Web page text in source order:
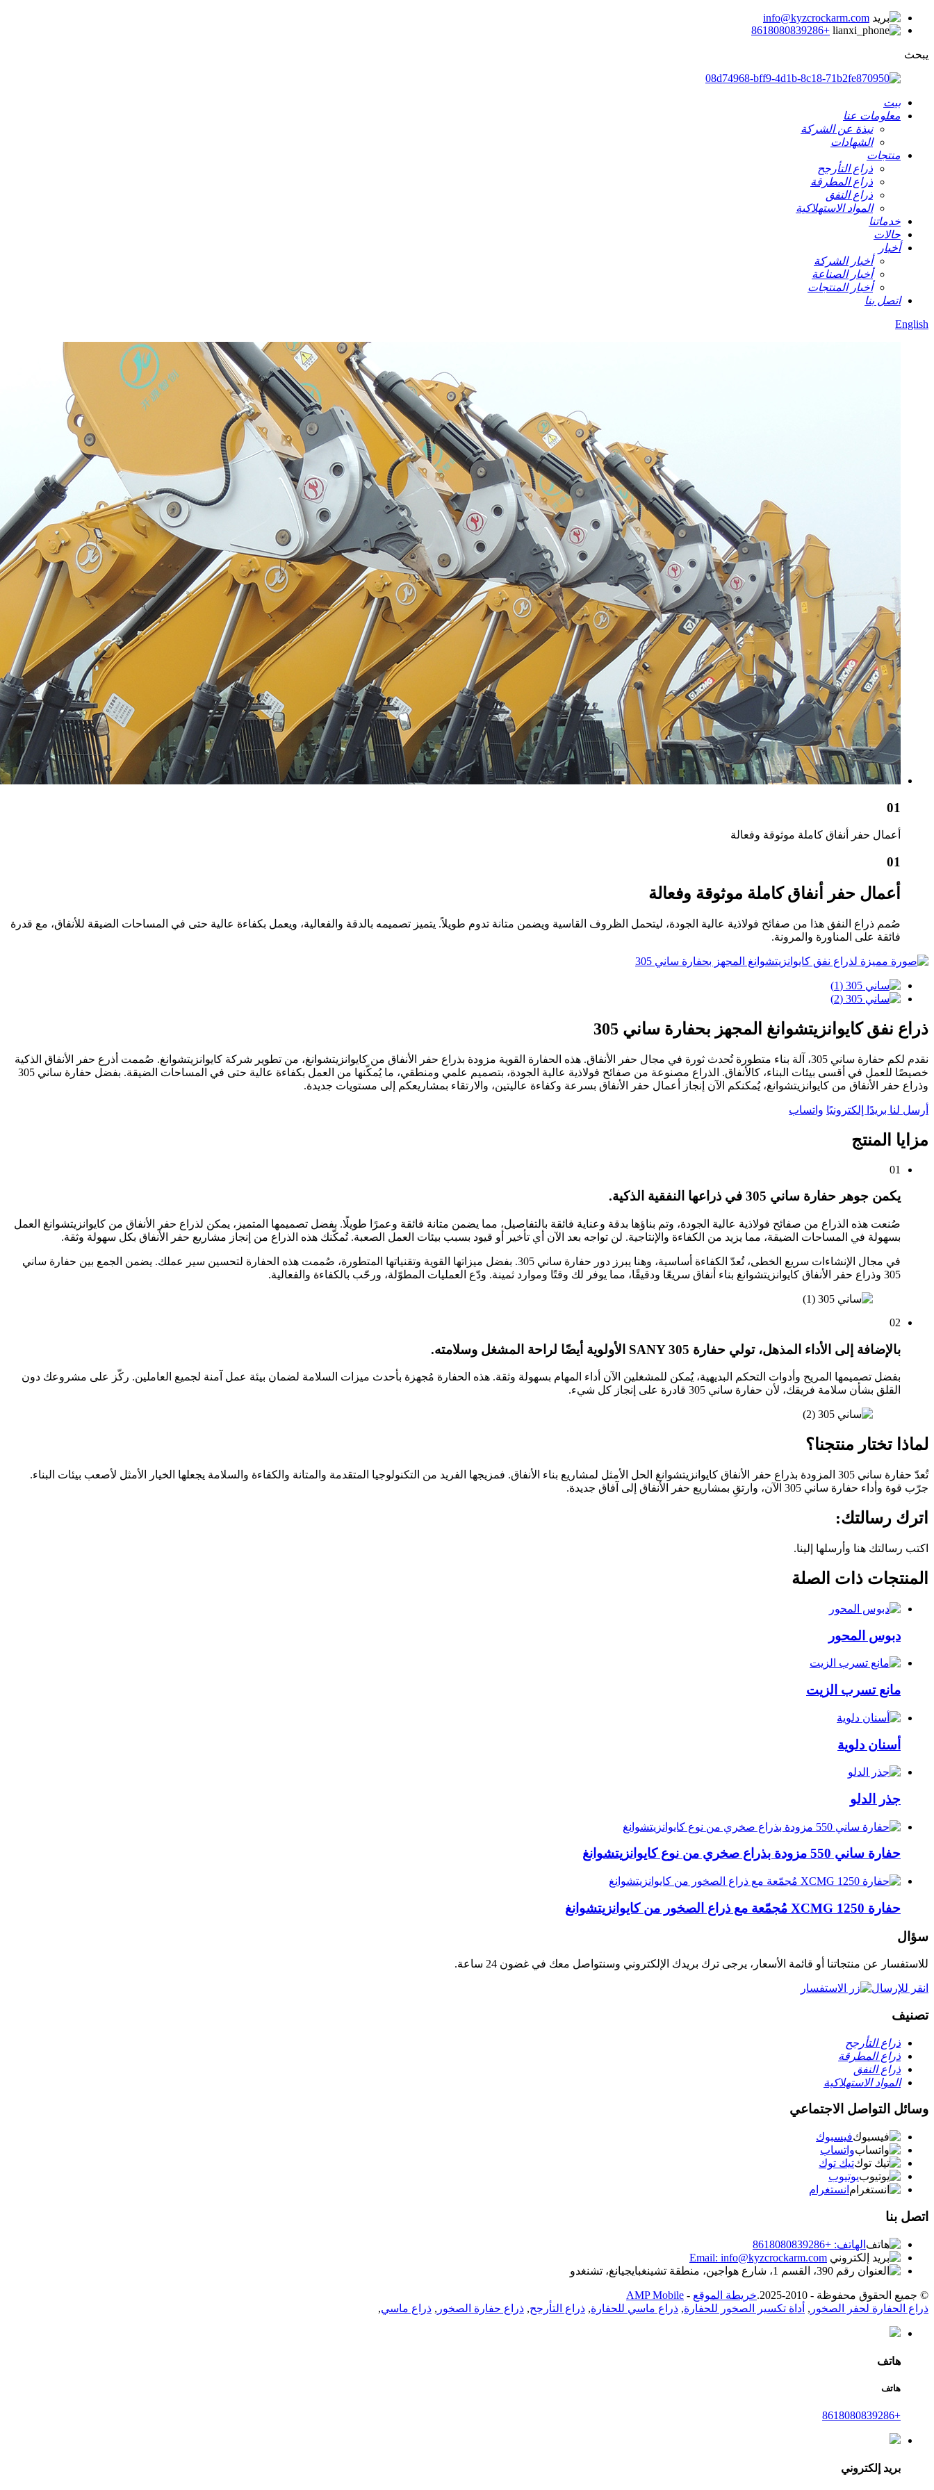
info@kyzcrockarm.com
+8618080839286
يبحث
بيت
معلومات عنا
نبذة عن الشركة
الشهادات
منتجات
ذراع التأرجح
ذراع المطرقة
ذراع النفق
المواد الاستهلاكية
خدماتنا
حالات
أخبار
أخبار الشركة
أخبار الصناعة
أخبار المنتجات
اتصل بنا
English
01
أعمال حفر أنفاق كاملة موثوقة وفعالة
01
أعمال حفر أنفاق كاملة موثوقة وفعالة
صُمم ذراع النفق هذا من صفائح فولاذية عالية الجودة، ليتحمل الظروف القاسية ويضمن متانة تدوم طويلاً. يتميز تصميمه بالدقة والفعالية، ويعمل بكفاءة عالية حتى في المساحات الضيقة للأنفاق، مع قدرة
فائقة على المناورة والمرونة.
ذراع نفق كايوانزيتشوانغ المجهز بحفارة ساني 305
نقدم لكم حفارة ساني 305، آلة بناء متطورة تُحدث ثورة في مجال حفر الأنفاق. هذه الحفارة القوية مزودة بذراع حفر الأنفاق من كايوانزيتشوانغ، من تطوير شركة كايوانزيتشوانغ. صُممت أذرع حفر الأنفاق الذكية
خصيصًا للعمل في أقسى بيئات البناء، كالأنفاق. الذراع مصنوعة من صفائح فولاذية عالية الجودة، بتصميم علمي ومنطقي، ما يُمكّنها من العمل بكفاءة عالية حتى في المساحات الضيقة. بفضل حفارة ساني 305
وذراع حفر الأنفاق من كايوانزيتشوانغ، يُمكنكم الآن إنجاز أعمال حفر الأنفاق بسرعة وكفاءة عاليتين، والارتقاء بمشاريعكم إلى مستويات جديدة.
أرسل لنا بريدًا إلكترونيًا واتساب
مزايا المنتج
01
يكمن جوهر حفارة ساني 305 في ذراعها النفقية الذكية.
صُنعت هذه الذراع من صفائح فولاذية عالية الجودة، وتم بناؤها بدقة وعناية فائقة بالتفاصيل، مما يضمن متانة فائقة وعمرًا طويلًا. بفضل تصميمها المتميز، يمكن لذراع حفر الأنفاق من كايوانزيتشوانغ العمل
بسهولة في المساحات الضيقة، مما يزيد من الكفاءة والإنتاجية. لن تواجه بعد الآن أي تأخير أو قيود بسبب بيئات العمل الصعبة. تُمكّنك هذه الذراع من إنجاز مشاريع حفر الأنفاق بكل سهولة وثقة.
في مجال الإنشاءات سريع الخطى، تُعدّ الكفاءة أساسية، وهنا يبرز دور حفارة ساني 305. بفضل ميزاتها القوية وتقنياتها المتطورة، صُممت هذه الحفارة لتحسين سير عملك. يضمن الجمع بين حفارة ساني
305 وذراع حفر الأنفاق كايوانزيتشوانغ بناء أنفاق سريعًا ودقيقًا، مما يوفر لك وقتًا وموارد ثمينة. ودّع العمليات المطوّلة، ورحّب بالكفاءة والفعالية.
02
بالإضافة إلى الأداء المذهل، تولي حفارة SANY 305 الأولوية أيضًا لراحة المشغل وسلامته.
بفضل تصميمها المريح وأدوات التحكم البديهية، يُمكن للمشغلين الآن أداء المهام بسهولة وثقة. هذه الحفارة مُجهزة بأحدث ميزات السلامة لضمان بيئة عمل آمنة لجميع العاملين. ركّز على مشروعك دون
القلق بشأن سلامة فريقك، لأن حفارة ساني 305 قادرة على إنجاز كل شيء.
لماذا تختار منتجنا؟
تُعدّ حفارة ساني 305 المزودة بذراع حفر الأنفاق كايوانزيتشوانغ الحل الأمثل لمشاريع بناء الأنفاق. فمزيجها الفريد من التكنولوجيا المتقدمة والمتانة والكفاءة والسلامة يجعلها الخيار الأمثل لأصعب بيئات البناء.
جرّب قوة وأداء حفارة ساني 305 الآن، وارتقِ بمشاريع حفر الأنفاق إلى آفاق جديدة.
اترك رسالتك:
اكتب رسالتك هنا وأرسلها إلينا.
المنتجات ذات الصلة
دبوس المحور
مانع تسرب الزيت
أسنان دلوية
جذر الدلو
حفارة ساني 550 مزودة بذراع صخري من نوع كايوانزيتشوانغ
حفارة XCMG 1250 مُجمّعة مع ذراع الصخور من كايوانزيتشوانغ
سؤال
للاستفسار عن منتجاتنا أو قائمة الأسعار، يرجى ترك بريدك الإلكتروني وسنتواصل معك في غضون 24 ساعة.
انقر للإرسال
تصنيف
ذراع التأرجح
ذراع المطرقة
ذراع النفق
المواد الاستهلاكية
وسائل التواصل الاجتماعي
فيسبوك
واتساب
تيك توك
يوتيوب
انستغرام
اتصل بنا
الهاتف: +8618080839286
Email: info@kyzcrockarm.com
رقم 390، القسم 1، شارع هواجين، منطقة تشينغبايجيانغ، تشنغدو
© جميع الحقوق محفوظة - 2010-2025. خريطة الموقع -
AMP Mobile
ذراع الحفارة لحفر الصخور , أداة تكسير الصخور للحفارة, ذراع ماسي للحفارة, ذراع التأرجح, ذراع حفارة الصخور , ذراع ماسي,
هاتف
هاتف
+8618080839286
بريد إلكتروني